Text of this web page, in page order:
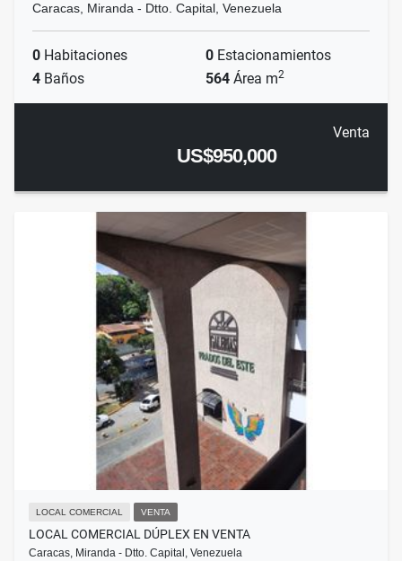
Caracas, Miranda - Dtto. Capital, Venezuela
0 Habitaciones 0 Estacionamientos
4 Baños 564 Área m2
Venta
US$950,000
LOCAL COMERCIAL VENTA
LOCAL COMERCIAL DÚPLEX EN VENTA
Caracas, Miranda - Dtto. Capital, Venezuela